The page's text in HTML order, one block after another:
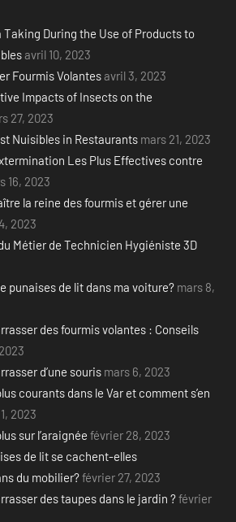
During the Use of Products to
avril 10, 2023
Fourmis Volantesavril 3, 2023
Impacts of Insects on the
27, 2023
Nuisibles in Restaurants mars 21, 2023
Les Plus Effectives contre
16, 2023
la reine des fourmis et gérer une
2023
Métier de Technicien Hygiéniste 3D
punaises de lit dans ma voiture? mars 8,
des fourmis volantes : Conseils
d’une souris mars 6, 2023
courants dans le Var et comment s’en
2023
sur l’araignée février 28, 2023
de lit se cachent-elles
du mobilier?février 27, 2023
des taupes dans le jardin ?février